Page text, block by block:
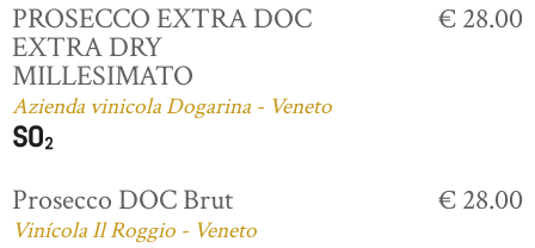
PROSECCO EXTRA DOC
EXTRA DRY
MILLESIMATO
Azienda vinicola Dogarina - Veneto
€ 28.00
Prosecco DOC Brut
Vinícola Il Roggio - Veneto
€ 28.00